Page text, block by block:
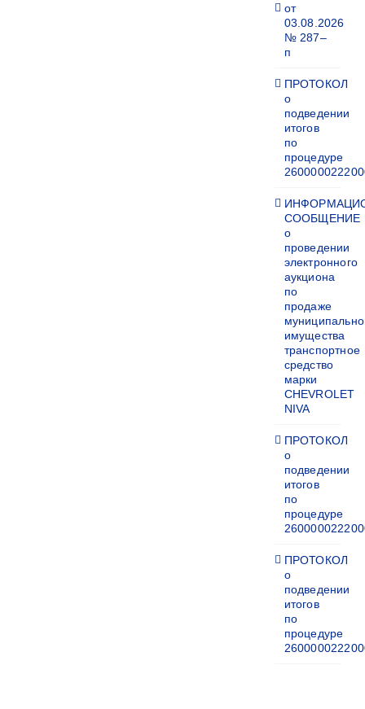
от
03.08.2026
№ 287–
п
ПРОТОКОЛ
о
подведении
итогов
по
процедуре
СООБЩЕНИЕ
о
проведении
электронного
аукциона
по
продаже
имущества
транспортное
средство
марки
CHEVROLET
NIVA
ПРОТОКОЛ
о
подведении
итогов
по
процедуре
ПРОТОКОЛ
о
подведении
итогов
по
процедуре